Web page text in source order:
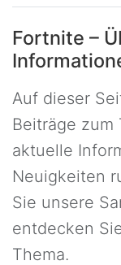
Fortnite –
Auf dieser
Beiträge zum
aktuelle
Neuigkeiten
Sie unsere
entdecken
Thema.